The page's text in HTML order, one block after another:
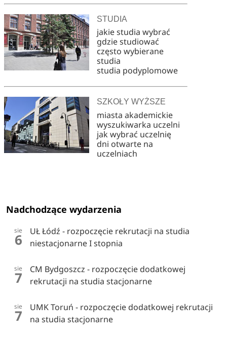
STUDIA
jakie studia wybrać
gdzie studiować
często wybierane
studia
studia podyplomowe
SZKOŁY WYŻSZE
miasta akademickie
wyszukiwarka uczelni
jak wybrać uczelnię
dni otwarte na
uczelniach
Nadchodzące wydarzenia
sie
6
UŁ Łódź - rozpoczęcie rekrutacji na studia
niestacjonarne I stopnia
sie
7
CM Bydgoszcz - rozpoczęcie dodatkowej
rekrutacji na studia stacjonarne
sie
7
UMK Toruń - rozpoczęcie dodatkowej rekrutacji
na studia stacjonarne